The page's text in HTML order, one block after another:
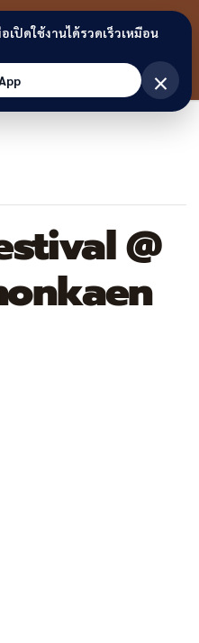
ขอนแก่น
ลิงก์
@
เปิดใช้งานได้รวดเร็วเหมือน
×